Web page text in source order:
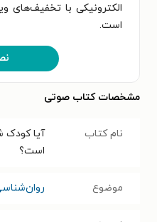
الکترونیکی با تخفیف‌های
است.
مشخصات کتاب صوتی
نام کتاب
آیا کودک
است؟
موضوع